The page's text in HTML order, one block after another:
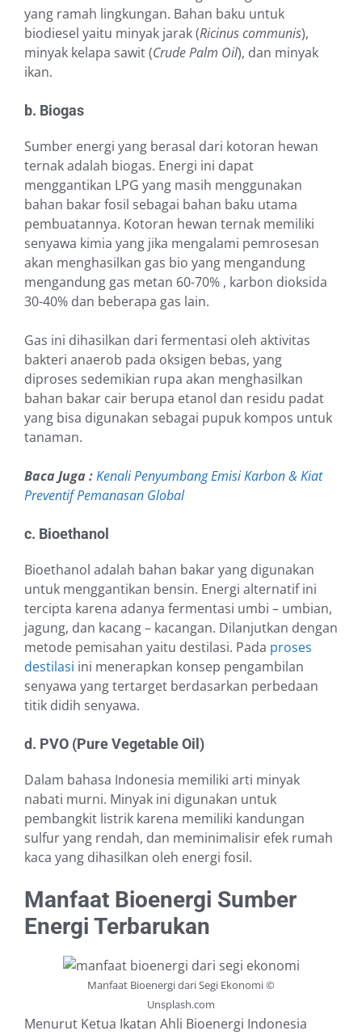
yang ramah lingkungan. Bahan baku untuk
biodiesel yaitu minyak jarak (Ricinus communis),
minyak kelapa sawit (Crude Palm Oil), dan minyak
ikan.
b. Biogas
Sumber energi yang berasal dari kotoran hewan
ternak adalah biogas. Energi ini dapat
menggantikan LPG yang masih menggunakan
bahan bakar fosil sebagai bahan baku utama
pembuatannya. Kotoran hewan ternak memiliki
senyawa kimia yang jika mengalami pemrosesan
akan menghasilkan gas bio yang mengandung
mengandung gas metan 60-70% , karbon dioksida
30-40% dan beberapa gas lain.
Gas ini dihasilkan dari fermentasi oleh aktivitas
bakteri anaerob pada oksigen bebas, yang
diproses sedemikian rupa akan menghasilkan
bahan bakar cair berupa etanol dan residu padat
yang bisa digunakan sebagai pupuk kompos untuk
tanaman.
Baca Juga :Kenali Penyumbang Emisi Karbon & Kiat
Preventif Pemanasan Global
c. Bioethanol
Bioethanol adalah bahan bakar yang digunakan
untuk menggantikan bensin. Energi alternatif ini
tercipta karena adanya fermentasi umbi – umbian,
jagung, dan kacang – kacangan. Dilanjutkan dengan
metode pemisahan yaitu destilasi. Pada proses
destilasi ini menerapkan konsep pengambilan
senyawa yang tertarget berdasarkan perbedaan
titik didih senyawa.
d. PVO (Pure Vegetable Oil)
Dalam bahasa Indonesia memiliki arti minyak
nabati murni. Minyak ini digunakan untuk
pembangkit listrik karena memiliki kandungan
sulfur yang rendah, dan meminimalisir efek rumah
kaca yang dihasilkan oleh energi fosil.
Manfaat Bioenergi Sumber
Energi Terbarukan
Manfaat Bioenergi dari Segi Ekonomi ©
Unsplash.com
Menurut Ketua Ikatan Ahli Bioenergi Indonesia